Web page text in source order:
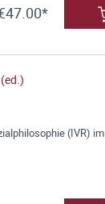
(IVR) im